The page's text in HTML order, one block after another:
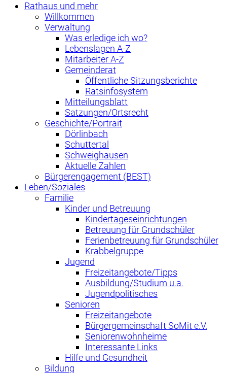
Rathaus und mehr
Willkommen
Verwaltung
Was erledige ich wo?
Lebenslagen A-Z
Mitarbeiter A-Z
Gemeinderat
Öffentliche Sitzungsberichte
Ratsinfosystem
Mitteilungsblatt
Satzungen/Ortsrecht
Geschichte/Portrait
Dörlinbach
Schuttertal
Schweighausen
Aktuelle Zahlen
Bürgerengagement (BEST)
Leben/Soziales
Familie
Kinder und Betreuung
Kindertageseinrichtungen
Betreuung für Grundschüler
Ferienbetreuung für Grundschüler
Krabbelgruppe
Jugend
Freizeitangebote/Tipps
Ausbildung/Studium u.a.
Jugendpolitisches
Senioren
Freizeitangebote
Bürgergemeinschaft SoMit e.V.
Seniorenwohnheime
Interessante Links
Hilfe und Gesundheit
Bildung